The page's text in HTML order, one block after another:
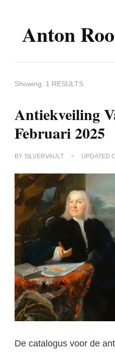
Anton
Showing: 1 RESULTS
Antiekveiling
Februari 2025
BY SILVERVAULT UPDATED
De catalogus voor de